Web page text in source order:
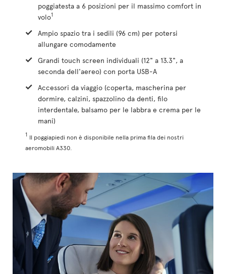
poggiatesta a 6 posizioni per il massimo comfort in
volo1
Ampio spazio tra i sedili (96 cm) per potersi
allungare comodamente
Grandi touch screen individuali (12" a 13.3", a
seconda dell'aereo) con porta USB-A
Accessori da viaggio (coperta, mascherina per
dormire, calzini, spazzolino da denti, filo
interdentale, balsamo per le labbra e crema per le
mani)
1 Il poggiapiedi non è disponibile nella prima fila dei nostri
aeromobili A330.